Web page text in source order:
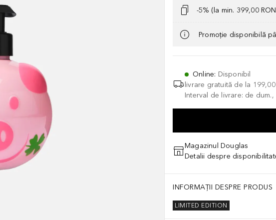
-5% (la min. 399,00
Promoție disponibilă
Online: Disponibil
livrare gratuită de la
Interval de livrare: de
Magazinul Douglas
Detalii despre
INFORMAȚII DESPRE PRODUS
LIMITED EDITION